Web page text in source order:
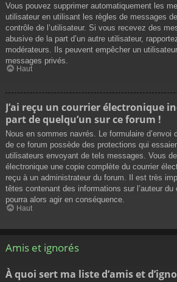
Vous pouvez supprimer automatiquement les
utilisateur en utilisant les règles de messages
contrôle de l’utilisateur. Si vous recevez des
abusive de la part d’un autre utilisateur,
modérateurs. Ils peuvent empêcher un
messages privés.
Haut
J’ai reçu un courrier électronique
part de quelqu’un sur ce forum !
Nous en sommes navrés. Le formulaire d’envoi
de ce forum possède des protections qui
utilisateurs envoyant de tels messages. Vous
électronique une copie complète du courrier
reçu à un administrateur du forum. Il est très
têtes contenant des informations sur l’auteur du
pourra alors agir en conséquence.
Haut
Amis et ignorés
À quoi sert ma liste d’amis et